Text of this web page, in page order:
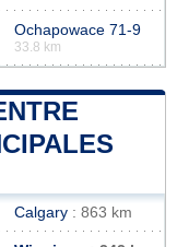
Ochapowace 71-9
33.8 km
Calgary : 863 km